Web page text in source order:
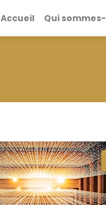
Accueil Qui